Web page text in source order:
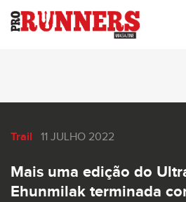
Trail 11 JULHO 2022
Mais uma edição do
Ehunmilak terminada